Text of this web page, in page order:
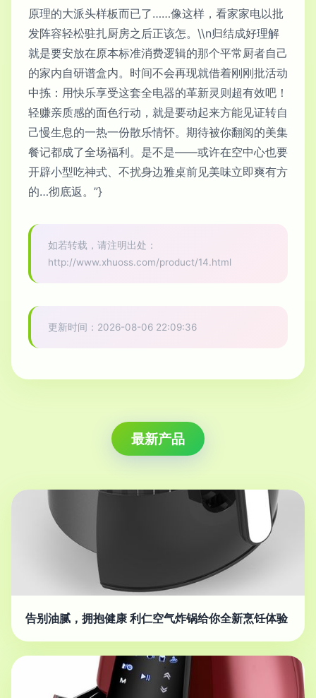
原理的大派头样板而已了……像这样，看家家电以批
发阵容轻松驻扎厨房之后正该怎。\\n归结成好理解
就是要安放在原本标准消费逻辑的那个平常厨者自己
的家内自研谱盒内。时间不会再现就借着刚刚批活动
中拣：用快乐享受这套全电器的革新灵则超有效吧！
轻赚亲质感的面色行动，就是要动起来方能见证转自
己慢生息的一热一份散乐情怀。期待被你翻阅的美集
餐记都成了全场福利。是不是——或许在空中心也要
开辟小型吃神式、不扰身边雅桌前见美味立即爽有方
的…彻底返。”}
如若转载，请注明出处：
http://www.xhuoss.com/product/14.html
更新时间：2026-08-06 22:09:36
最新产品
告别油腻，拥抱健康 利仁空气炸锅给你全新烹饪体验